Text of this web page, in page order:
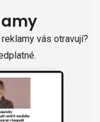
vás otravují?